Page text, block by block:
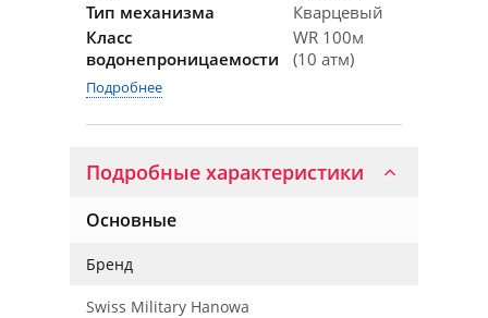
Тип механизма
Кварцевый
Класс
водонепроницаемости
WR 100м
(10 атм)
Подробнее
Подробные характеристики
Основные
Бренд
Swiss Military Hanowa